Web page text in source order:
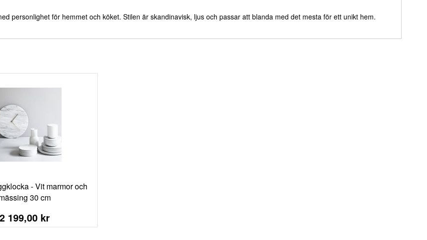
personlighet för hemmet och köket. Stilen är skandinavisk, ljus och passar att blanda med det mesta för ett unikt hem.
- Vit marmor och
30 cm
2 199,00 kr